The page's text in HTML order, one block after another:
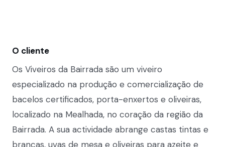
O cliente
Os Viveiros da Bairrada são um viveiro
especializado na produção e comercialização de
bacelos certificados, porta-enxertos e oliveiras,
localizado na Mealhada, no coração da região da
Bairrada. A sua actividade abrange castas tintas e
brancas, uvas de mesa e oliveiras para azeite e